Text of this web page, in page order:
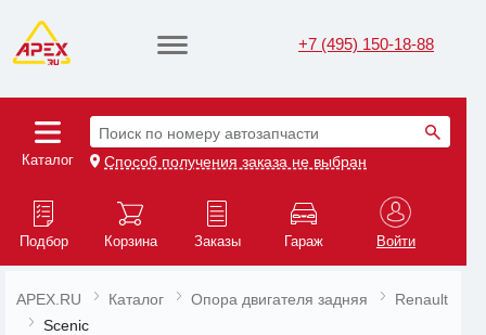
+7 (495) 150-18-88
Каталог
Поиск по номеру автозапчасти
Способ получения заказа не выбран
Подбор Корзина Заказы Гараж Войти
APEX.RU Каталог Опора двигателя задняя
Renault
Scenic